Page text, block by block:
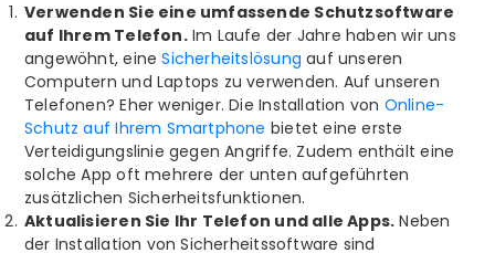
Verwenden Sie eine umfassende Schutzsoftware
auf Ihrem Telefon.Im Laufe der Jahre haben wir uns
angewöhnt, eineSicherheitslösung auf unseren
Computern und Laptops zu verwenden. Auf unseren
Telefonen? Eher weniger. Die Installation von Online-
Schutz auf Ihrem Smartphone bietet eine erste
Verteidigungslinie gegen Angriffe. Zudem enthält eine
solche App oft mehrere der unten aufgeführten
zusätzlichen Sicherheitsfunktionen.
Aktualisieren Sie Ihr Telefon und alle Apps. Neben
der Installation von Sicherheitssoftware sind